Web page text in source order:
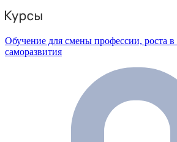
Обучение для смены профессии, роста в
саморазвития